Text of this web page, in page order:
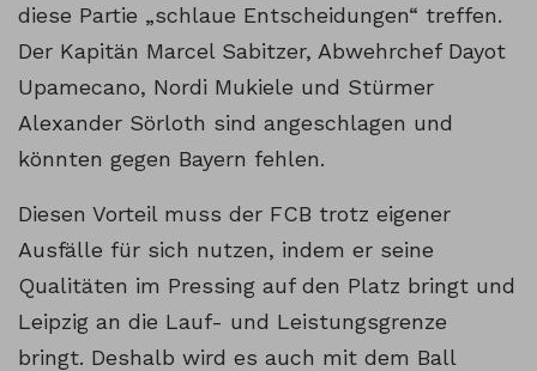
diese Partie „schlaue Entscheidungen“ treffen.
Der Kapitän Marcel Sabitzer, Abwehrchef Dayot
Upamecano, Nordi Mukiele und Stürmer
Alexander Sörloth sind angeschlagen und
könnten gegen Bayern fehlen.
Diesen Vorteil muss der FCB trotz eigener
Ausfälle für sich nutzen, indem er seine
Qualitäten im Pressing auf den Platz bringt und
Leipzig an die Lauf- und Leistungsgrenze
bringt. Deshalb wird es auch mit dem Ball